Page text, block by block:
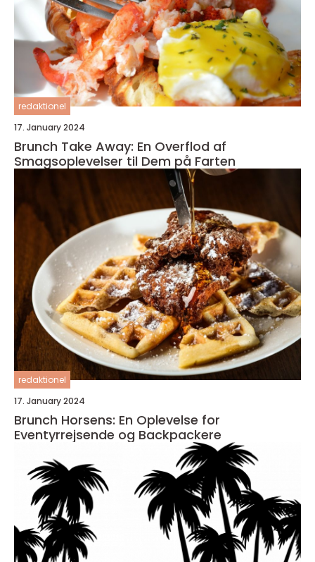
redaktionel
17. January 2024
Brunch Take Away: En Overflod af
Smagsoplevelser til Dem på Farten
redaktionel
17. January 2024
Brunch Horsens: En Oplevelse for
Eventyrrejsende og Backpackere